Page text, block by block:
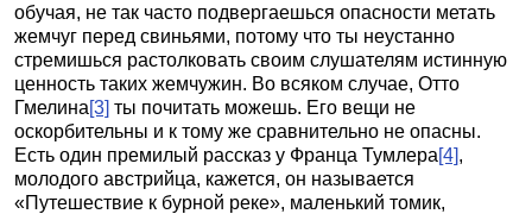
обучая, не так часто подвергаешься опасности метать
жемчуг перед свиньями, потому что ты неустанно
стремишься растолковать своим слушателям истинную
ценность таких жемчужин. Во всяком случае, Отто
Гмелина[3] ты почитать можешь. Его вещи не
оскорбительны и к тому же сравнительно не опасны.
Есть один премилый рассказ у Франца Тумлера[4],
молодого австрийца, кажется, он называется
«Путешествие к бурной реке», маленький томик,